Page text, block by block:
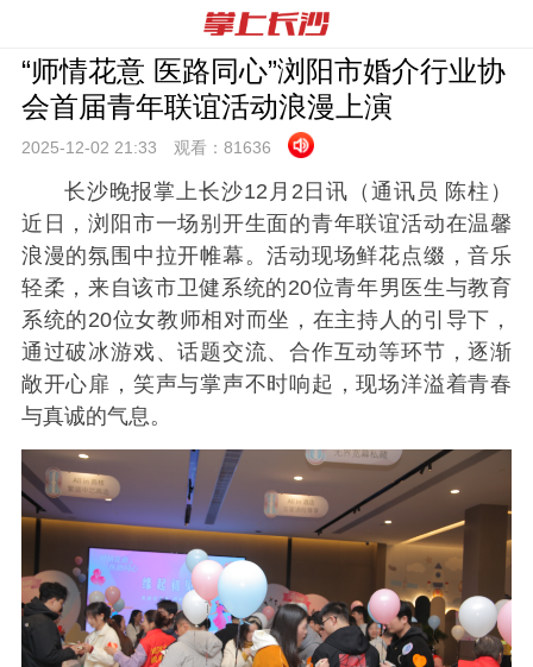
“师情花意 医路同心”浏阳市婚介行业协
会首届青年联谊活动浪漫上演
2025-12-02 21:33 观看： 81636
长沙晚报掌上长沙12月2日讯（通讯员 陈柱）
近日，浏阳市一场别开生面的青年联谊活动在温馨
浪漫的氛围中拉开帷幕。活动现场鲜花点缀，音乐
轻柔，来自该市卫健系统的20位青年男医生与教育
系统的20位女教师相对而坐，在主持人的引导下，
通过破冰游戏、话题交流、合作互动等环节，逐渐
敞开心扉，笑声与掌声不时响起，现场洋溢着青春
与真诚的气息。